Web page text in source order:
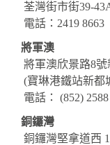
荃灣街市街39-
電話： 2419 8663
將軍澳
將軍澳欣景路8號
(寶琳港鐵站新都
電話：
(852)
銅鑼灣
銅鑼灣堅拿道西